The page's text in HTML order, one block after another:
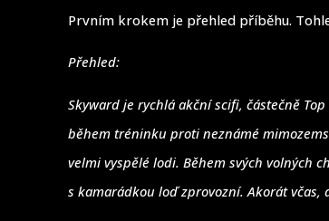
Prvním krokem je přehled příběhu.
Přehled:
Skyward je rychlá akční scifi, částečně
během tréninku proti neznámé
velmi vyspělé lodi. Během svých volných
s kamarádkou loď zprovozní. Akorát